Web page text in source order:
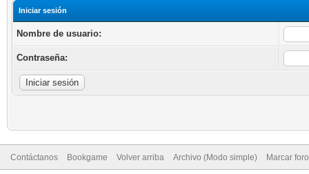
Iniciar sesión
Nombre de usuario:
Contraseña:
Contáctanos Bookgame Volver arriba Archivo (Modo simple) Marcar